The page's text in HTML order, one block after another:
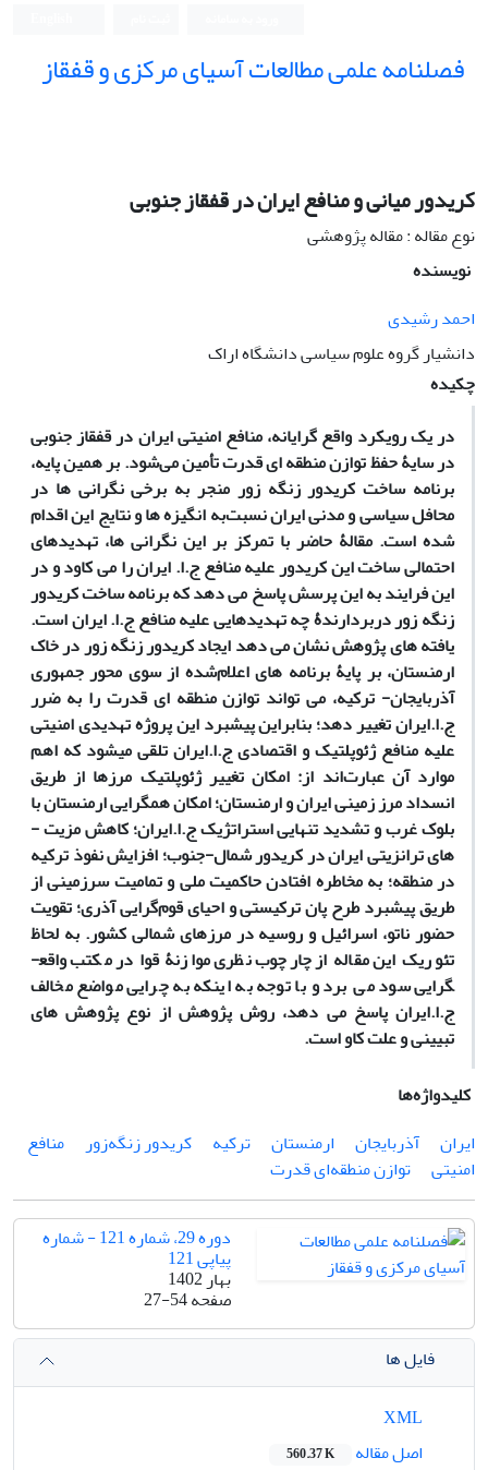
فصلنامه علمی مطالعات آسیای مرکزی و قفقاز
کریدور میانی و منافع ایران در قفقاز جنوبی
نوع مقاله : مقاله پژوهشی
نویسنده
احمد رشیدی
دانشیار گروه علوم سیاسی دانشگاه اراک
چکیده
در یک رویکرد واقع ­گرایانه،منافع امنیتی ایران در قفقاز جنوبی
در سایۀ حفظ توازن منطقه ­ای قدرت تأمین می‌شود. بر همین پایه،
برنامه ساخت کریدور زنگه ­زور منجر به برخی نگرانی ­ها در
محافل سیاسی و مدنی ایران نسبت‌به انگیزه­ ها و نتایج این اقدام
شده است. مقالۀ حاضر با تمرکز بر این نگرانی ­ها، تهدیدهای
احتمالی ساخت این کریدور علیه منافع ج.ا. ایران را می ­کاود و در
این فرایند به این پرسش پاسخ می­ دهد که برنامه ساخت کریدور
زنگه ­زور دربردارندۀ چه تهدیدهایی علیه منافع ج.ا. ایران است.
یافته ­های پژوهش نشان می ­دهد ایجاد کریدور زنگه ­زور در خاک
ارمنستان، بر پایۀ برنامه­ های اعلام‌شده از سوی محور جمهوری
آذربایجان- ترکیه، می ­تواند توازن منطقه ­ای قدرت را به ضرر
ج.ا.ایران تغییر دهد؛ بنابراین پیشبرد این پروژه تهدیدی امنیتی
علیه منافع ژئوپلتیک و اقتصادی ج.ا.ایران تلقی می­شود که اهم
موارد آن عبارت‌اند از: امکان تغییر ژئوپلتیک مرزها از طریق
انسداد مرز زمینی ایران و ارمنستان؛ امکان همگرایی ارمنستان با
بلوک غرب و تشدید تنهایی استراتژیک ج.ا.ایران؛ کاهش مزیت ­
های ترانزیتی ایران در کریدور شمال-جنوب؛ افزایش نفوذ ترکیه
در منطقه؛ به مخاطره افتادن حاکمیت ملی و تمامیت سرزمینی از
طریق پیشبرد طرح پان­ ترکیستی و احیای قوم‌گرایی آذری؛ تقویت
حضور ناتو، اسرائیل و روسیه در مرزهای شمالی کشور. به لحاظ
تئوریک این مقاله از چارچوب نظری موازنۀ قوا در مکتب واقع­
گرایی سود می ­برد و با توجه به اینکه به چرایی مواضع مخالف
ج.ا.ایران پاسخ می ­دهد، روش پژوهش از نوع پژوهش ­های
تبیینی و علت ­کاو است.
کلیدواژه‌ها
ایران
آذربایجان ارمنستان ترکیه کریدور زنگه‌زور
منافع
امنیتی
توازن منطقه‌ای قدرت
دوره 29، شماره 121 - شماره
پیاپی 121
بهار 1402
صفحه27-54
فایل ها
اصل مقاله
560.37 K